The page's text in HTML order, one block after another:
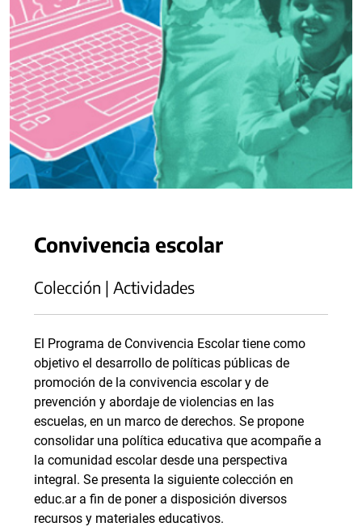
Convivencia escolar
Colección | Actividades
El Programa de Convivencia Escolar tiene como
objetivo el desarrollo de políticas públicas de
promoción de la convivencia escolar y de
prevención y abordaje de violencias en las
escuelas, en un marco de derechos. Se propone
consolidar una política educativa que acompañe a
la comunidad escolar desde una perspectiva
integral. Se presenta la siguiente colección en
educ.ar a fin de poner a disposición diversos
recursos y materiales educativos.